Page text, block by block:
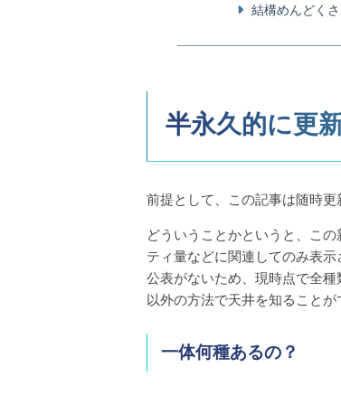
結構めんどく
半永久的に更
前提として、この記事は随時更
どういうことかというと、こ
ティ量などに関連してのみ表
公表がないため、現時点で全
以外の方法で天井を知ることが
一体何種あるの？